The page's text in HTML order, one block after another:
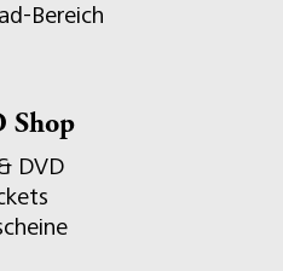
Bereich
Shop
DVD